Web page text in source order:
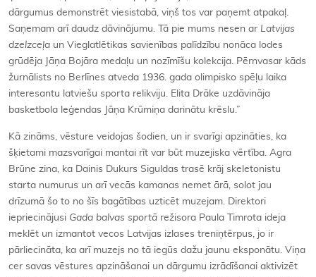
dārgumus demonstrēt viesistabā, viņš tos var paņemt atpakaļ.
Saņemam arī daudz dāvinājumu. Tā pie mums nesen ar Latvijas
dzelzceļa un Vieglatlētikas savienības palīdzību nonāca lodes
grūdēja Jāņa Bojāra medaļu un nozīmīšu kolekcija. Pērnvasar kāds
žurnālists no Berlīnes atveda 1936. gada olimpisko spēļu laika
interesantu latviešu sporta relikviju. Elita Drāke uzdāvināja
basketbola leģendas Jāņa Krūmiņa darinātu krēslu.”
Kā zināms, vēsture veidojas šodien, un ir svarīgi apzināties, ka
šķietami mazsvarīgai mantai rīt var būt muzejiska vērtība. Agra
Brūne zina, ka Dainis Dukurs Siguldas trasē krāj skeletonistu
starta numurus un arī vecās kamanas nemet ārā, solot jau
drīzumā šo to no šīs bagātības uzticēt muzejam. Direktori
iepriecinājusi Gada balvas sportā režisora Paula Timrota ideja
meklēt un izmantot vecos Latvijas izlases treniņtērpus, jo ir
pārliecināta, ka arī muzejs no tā iegūs dažu jaunu eksponātu. Viņa
cer savas vēstures apzināšanai un dārgumu izrādīšanai aktivizēt